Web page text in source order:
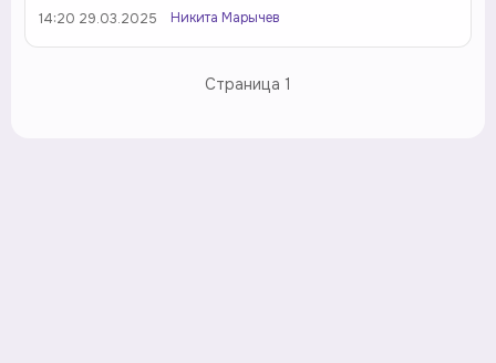
14:20 29.03.2025 Никита Марычев
Страница 1